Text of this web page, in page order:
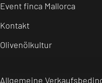
Event finca Mallorca
Kontakt
Olivenölkultur
Allgemeine